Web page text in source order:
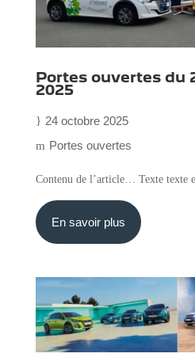
Portes ouvertes du
2025
24 octobre 2025
Portes ouvertes
Contenu de l’article… Texte texte
En savoir plus